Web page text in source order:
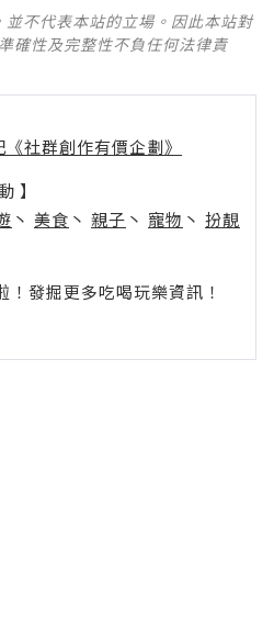
不代表本站的立場。因此本站對
確性及完整性不負任何法律責
《社群創作有價企劃》
】
丶 美食 丶 親子 丶 寵物 丶 扮靚
發掘更多吃喝玩樂資訊！